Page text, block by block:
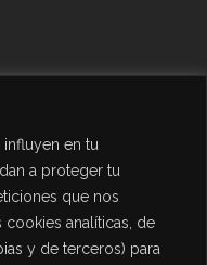
en tu
a proteger tu
que nos
cookies analíticas, de
y de terceros) para